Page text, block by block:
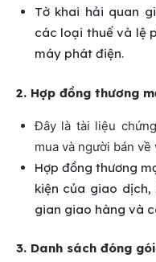
Tờ khai hải quan
các loại thuế và lệ
máy phát điện.
2. Hợp đồng thương
Đây là tài liệu
mua và người bán
Hợp đồng thương
kiện của giao
gian giao hàng và
3. Danh sách đóng